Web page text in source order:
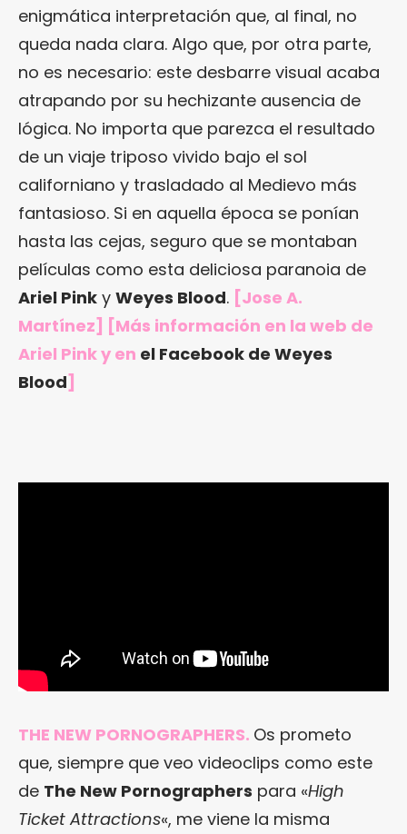
enigmática interpretación que, al final, no
queda nada clara. Algo que, por otra parte,
no es necesario: este desbarre visual acaba
atrapando por su hechizante ausencia de
lógica. No importa que parezca el resultado
de un viaje triposo vivido bajo el sol
californiano y trasladado al Medievo más
fantasioso. Si en aquella época se ponían
hasta las cejas, seguro que se montaban
películas como esta deliciosa paranoia de
Ariel Pink y Weyes Blood. [Jose A.
Martínez] [Más información en la web de
Ariel Pinky en el Facebook de Weyes
Blood]
THE NEW PORNOGRAPHERS. Os prometo
que, siempre que veo videoclips como este
de The New Pornographers para «High
Ticket Attractions«, me viene la misma